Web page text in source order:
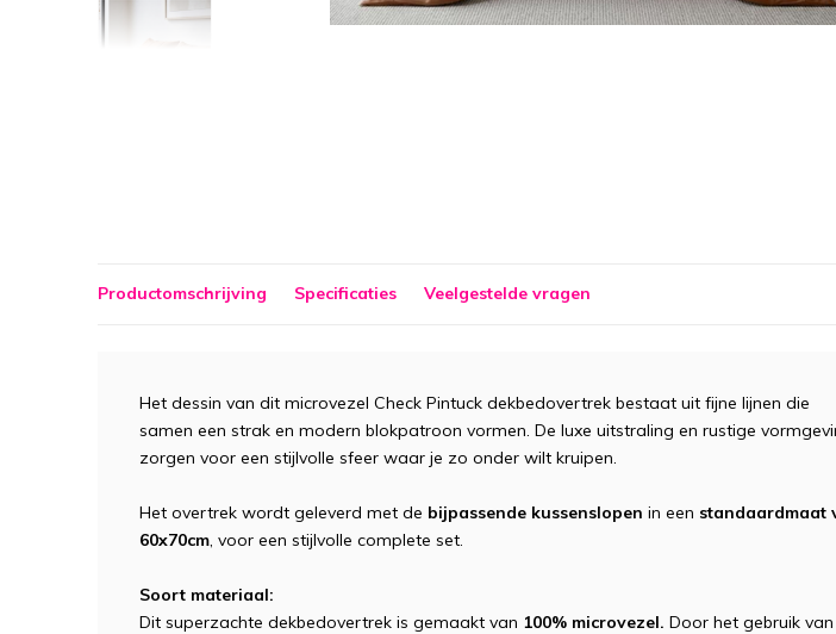
Productomschrijving Specificaties Veelgestelde vragen
Het dessin van dit microvezel Check Pintuck dekbedovertrek bestaat uit fijne lijnen die
samen een strak en modern blokpatroon vormen. De luxe uitstraling en rustige
zorgen voor een stijlvolle sfeer waar je zo onder wilt kruipen.
Het overtrek wordt geleverd met de bijpassende kussenslopen in een standaardmaat
60x70cm , voor een stijlvolle complete set.
Soort materiaal:
Dit superzachte dekbedovertrek is gemaakt van 100% microvezel. Door het gebruik